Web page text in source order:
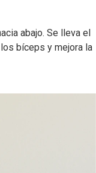
abajo. Se lleva el
bíceps y mejora la